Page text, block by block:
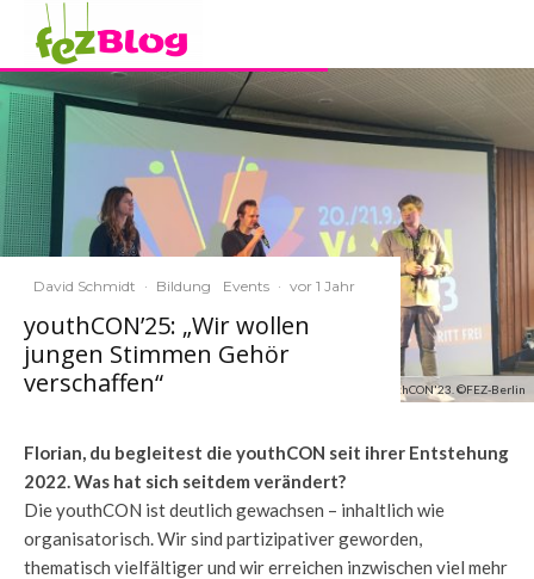
Projektleiter Florian Hecht (ganz rechts) bei der youthCON'23. ©FEZ-Berlin
David Schmidt · Bildung Events · vor 1 Jahr
youthCON’25: „Wir wollen
jungen Stimmen Gehör
verschaffen“
Florian, du begleitest die youthCON seit ihrer Entstehung
2022. Was hat sich seitdem verändert?
Die youthCON ist deutlich gewachsen – inhaltlich wie
organisatorisch. Wir sind partizipativer geworden,
thematisch vielfältiger und wir erreichen inzwischen viel mehr